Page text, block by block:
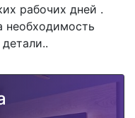
рабочих дней .
необходимость